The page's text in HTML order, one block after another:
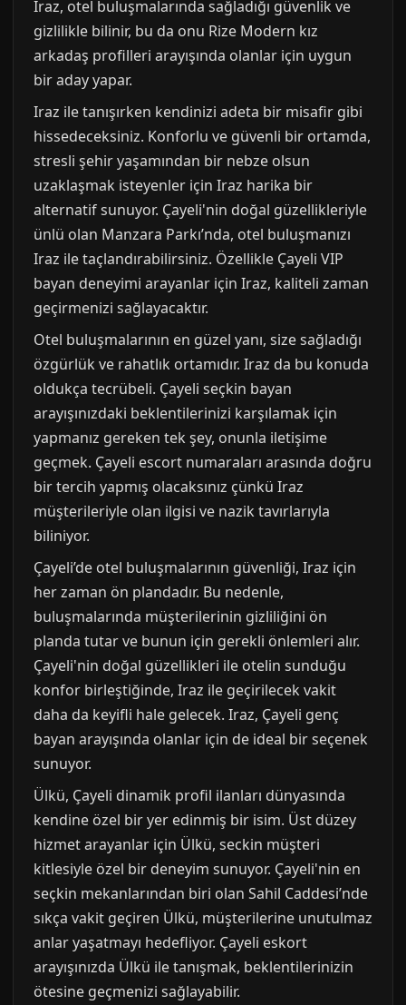
Iraz, otel buluşmalarında sağladığı güvenlik ve
gizlilikle bilinir, bu da onu Rize Modern kız
arkadaş profilleri arayışında olanlar için uygun
bir aday yapar.
Iraz ile tanışırken kendinizi adeta bir misafir gibi
hissedeceksiniz. Konforlu ve güvenli bir ortamda,
stresli şehir yaşamından bir nebze olsun
uzaklaşmak isteyenler için Iraz harika bir
alternatif sunuyor. Çayeli'nin doğal güzellikleriyle
ünlü olan Manzara Parkı’nda, otel buluşmanızı
Iraz ile taçlandırabilirsiniz. Özellikle Çayeli VIP
bayan deneyimi arayanlar için Iraz, kaliteli zaman
geçirmenizi sağlayacaktır.
Otel buluşmalarının en güzel yanı, size sağladığı
özgürlük ve rahatlık ortamıdır. Iraz da bu konuda
oldukça tecrübeli. Çayeli seçkin bayan
arayışınızdaki beklentilerinizi karşılamak için
yapmanız gereken tek şey, onunla iletişime
geçmek. Çayeli escort numaraları arasında doğru
bir tercih yapmış olacaksınız çünkü Iraz
müşterileriyle olan ilgisi ve nazik tavırlarıyla
biliniyor.
Çayeli’de otel buluşmalarının güvenliği, Iraz için
her zaman ön plandadır. Bu nedenle,
buluşmalarında müşterilerinin gizliliğini ön
planda tutar ve bunun için gerekli önlemleri alır.
Çayeli'nin doğal güzellikleri ile otelin sunduğu
konfor birleştiğinde, Iraz ile geçirilecek vakit
daha da keyifli hale gelecek. Iraz, Çayeli genç
bayan arayışında olanlar için de ideal bir seçenek
sunuyor.
Ülkü, Çayeli dinamik profil ilanları dünyasında
kendine özel bir yer edinmiş bir isim. Üst düzey
hizmet arayanlar için Ülkü, seckin müşteri
kitlesiyle özel bir deneyim sunuyor. Çayeli'nin en
seçkin mekanlarından biri olan Sahil Caddesi’nde
sıkça vakit geçiren Ülkü, müşterilerine unutulmaz
anlar yaşatmayı hedefliyor. Çayeli eskort
arayışınızda Ülkü ile tanışmak, beklentilerinizin
ötesine geçmenizi sağlayabilir.